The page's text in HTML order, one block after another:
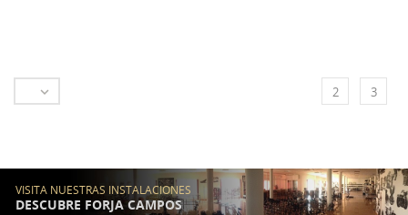
 2 3
VISITA NUESTRAS INSTALACIONES
DESCUBRE FORJA CAMPOS